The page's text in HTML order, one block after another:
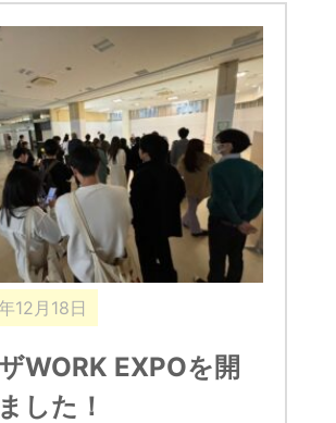
12月18日
WORK EXPOを開
した！